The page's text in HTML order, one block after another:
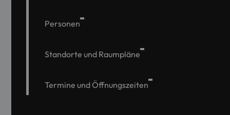
Personen
Standorte und Raumpläne
Termine und Öffnungszeiten